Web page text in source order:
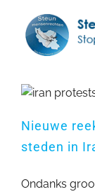
inhoud
Nieuwe
steden in
Ondanks